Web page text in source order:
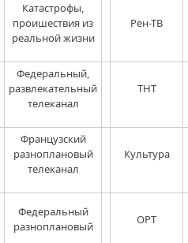
Катастрофы,
проишествия из
реальной жизни
Рен-ТВ
Федеральный,
развлекательный
телеканал
ТНТ
Французский
разноплановый
телеканал
Культура
Федеральный
разноплановый
ОРТ